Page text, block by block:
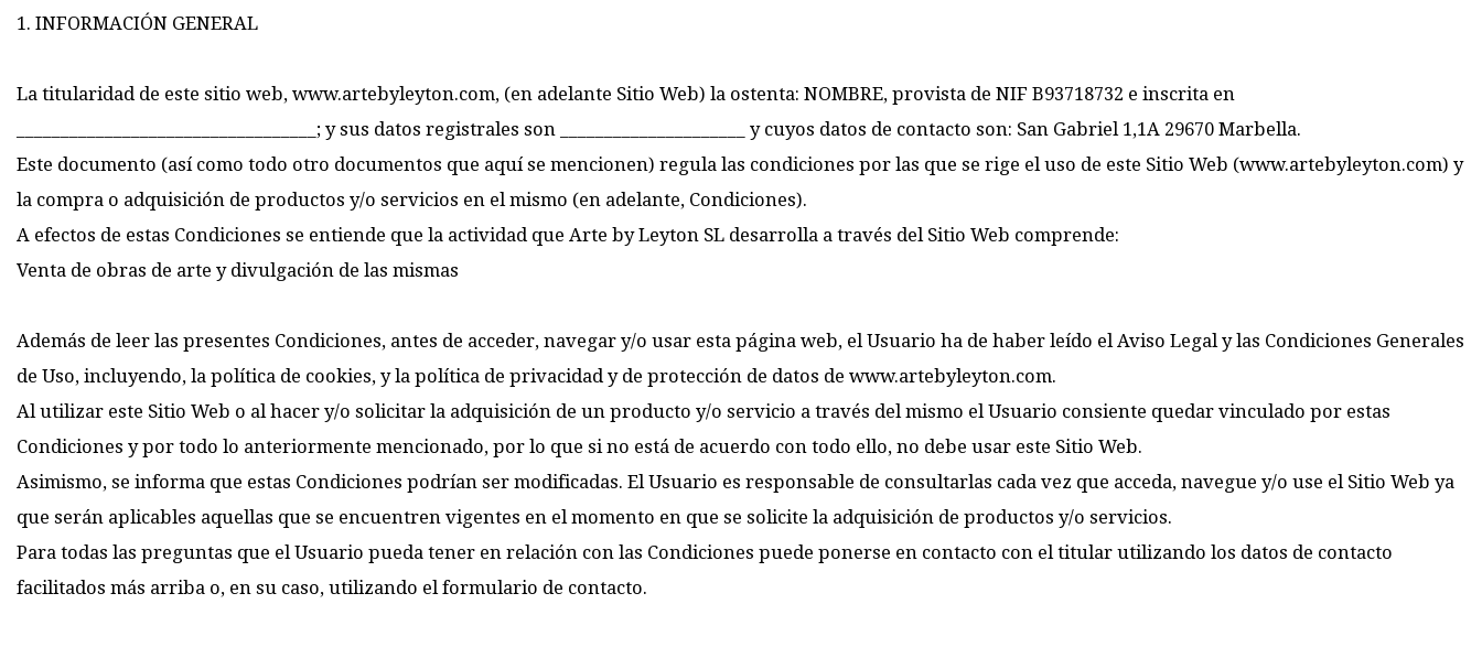
1. INFORMACIÓN GENERAL
La titularidad de este sitio web, www.artebyleyton.com, (en adelante Sitio Web) la ostenta: NOMBRE, provista de NIF B93718732 e inscrita en
__________________________________; y sus datos registrales son _____________________ y cuyos datos de contacto son: San Gabriel 1,1A 29670 Marbella.
Este documento (así como todo otro documentos que aquí se mencionen) regula las condiciones por las que se rige el uso de este Sitio Web (www.artebyleyton.com) y
la compra o adquisición de productos y/o servicios en el mismo (en adelante, Condiciones).
A efectos de estas Condiciones se entiende que la actividad que Arte by Leyton SL desarrolla a través del Sitio Web comprende:
Venta de obras de arte y divulgación de las mismas
Además de leer las presentes Condiciones, antes de acceder, navegar y/o usar esta página web, el Usuario ha de haber leído el Aviso Legal y las Condiciones Generales
de Uso, incluyendo, la política de cookies, y la política de privacidad y de protección de datos de www.artebyleyton.com.
Al utilizar este Sitio Web o al hacer y/o solicitar la adquisición de un producto y/o servicio a través del mismo el Usuario consiente quedar vinculado por estas
Condiciones y por todo lo anteriormente mencionado, por lo que si no está de acuerdo con todo ello, no debe usar este Sitio Web.
Asimismo, se informa que estas Condiciones podrían ser modificadas. El Usuario es responsable de consultarlas cada vez que acceda, navegue y/o use el Sitio Web ya
que serán aplicables aquellas que se encuentren vigentes en el momento en que se solicite la adquisición de productos y/o servicios.
Para todas las preguntas que el Usuario pueda tener en relación con las Condiciones puede ponerse en contacto con el titular utilizando los datos de contacto
facilitados más arriba o, en su caso, utilizando el formulario de contacto.